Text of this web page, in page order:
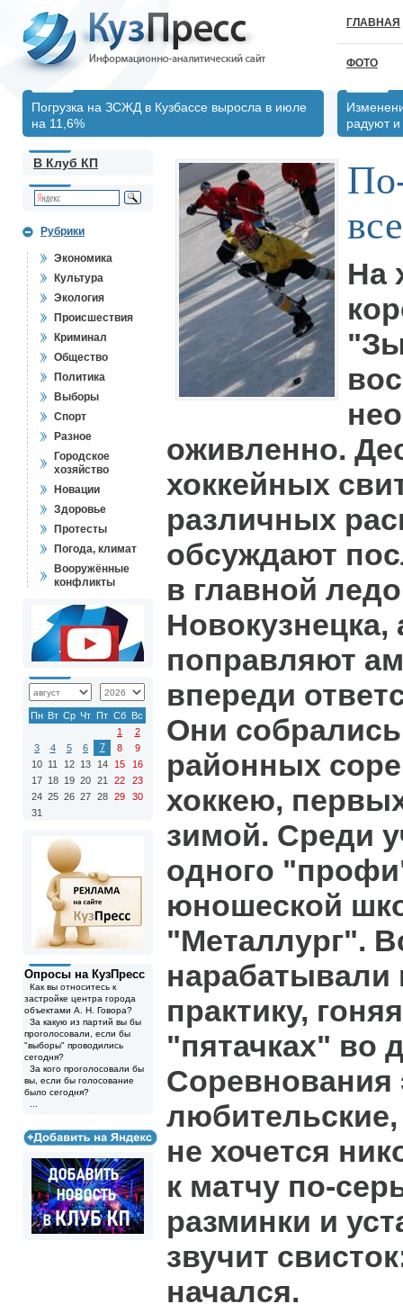
ГЛАВНАЯ
ФОТО
Погрузка на ЗСЖД в Кузбассе выросла в июле
на 11,6%
радуют и
В Клуб КП
Рубрики
Экономика
Культура
Экология
Происшествия
Криминал
Общество
Политика
Выборы
Спорт
Разное
Городское
хозяйство
Новации
Здоровье
Протесты
Погода, климат
Вооружённые
конфликты
Пн Вт Ср Чт Пт Сб Вс
1
2
3
4 5 6 7 8
9
10 11 12 13 14 15
16
17 18 19 20 21 22
23
24 25 26 27 28 29
30
31
Опросы на КузПресс
Как вы относитесь к
застройке центра города
объектами А. Н. Говора?
За какую из партий вы бы
проголосовали, если бы
"выборы" проводились
сегодня?
За кого проголосовали бы
вы, если бы голосование
было сегодня?
На
оживленно.
хоккейных
различных
обсуждают
в главной
Новокузнецка,
поправляют
впереди
Они
районных
хоккею,
зимой. Среди
одного
юношеской
"Металлург".
нарабатывали
практику,
"пятачках" во
Соревнования
не хочется
к матчу по-
разминки и
звучит
начался.